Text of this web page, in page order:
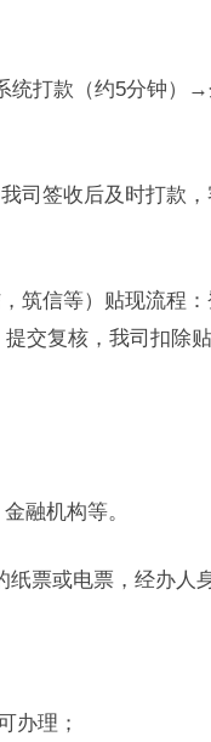
打款（约5分钟）→
司签收后及时打款
筑信等）贴现流程
交复核，我司扣除
融机构等。
票或电票，经办人
办理；